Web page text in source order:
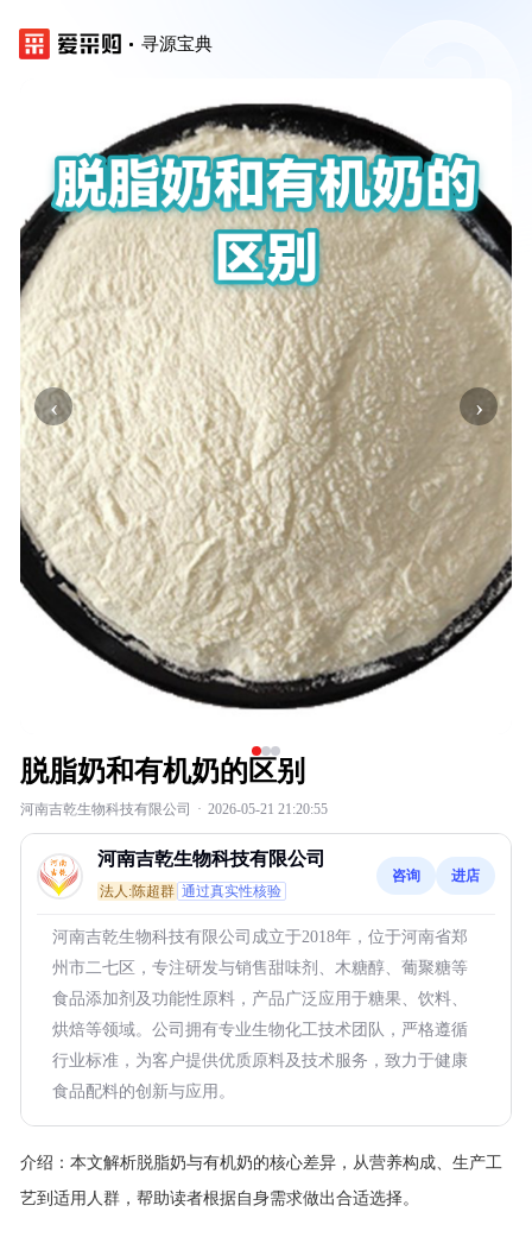
寻源宝典
‹ ›
脱脂奶和有机奶的区别
河南吉乾生物科技有限公司 · 2026-05-21 21:20:55
河南吉乾生物科技有限公司
法人:陈超群 通过真实性核验
咨询 进店
河南吉乾生物科技有限公司成立于2018年，位于河南省郑
州市二七区，专注研发与销售甜味剂、木糖醇、葡聚糖等
食品添加剂及功能性原料，产品广泛应用于糖果、饮料、
烘焙等领域。公司拥有专业生物化工技术团队，严格遵循
行业标准，为客户提供优质原料及技术服务，致力于健康
食品配料的创新与应用。
介绍： 本文解析脱脂奶与有机奶的核心差异，从营养构成、生产工
艺到适用人群，帮助读者根据自身需求做出合适选择。